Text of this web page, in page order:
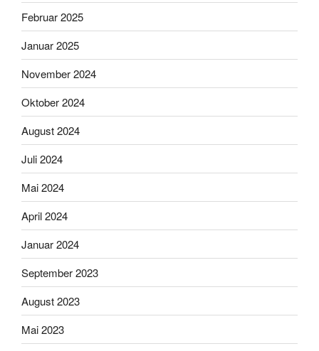
Februar 2025
Januar 2025
November 2024
Oktober 2024
August 2024
Juli 2024
Mai 2024
April 2024
Januar 2024
September 2023
August 2023
Mai 2023